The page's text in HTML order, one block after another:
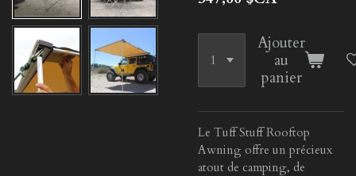
Ajouter
au
panier
Le Tuff Stuff Rooftop
Awning offre un précieux
atout de camping, de